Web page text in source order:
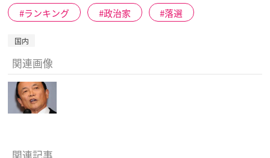
ランキング 政治家 落選
国内
関連画像
関連記事